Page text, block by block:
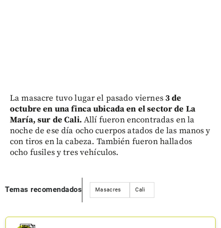
La masacre tuvo lugar el pasado viernes3 de
octubre en una finca ubicada en el sector de La
María, sur de Cali. Allí fueron encontradas en la
noche de ese día ocho cuerpos atados de las manos y
con tiros en la cabeza. También fueron hallados
ocho fusiles y tres vehículos.
Temas recomendados Masacres Cali